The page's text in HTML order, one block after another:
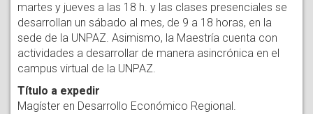
martes y jueves a las 18 h. y las clases presenciales se
desarrollan un sábado al mes, de 9 a 18 horas, en la
sede de la UNPAZ. Asimismo, la Maestría cuenta con
actividades a desarrollar de manera asincrónica en el
campus virtual de la UNPAZ.
Título a expedir
Magíster en Desarrollo Económico Regional.